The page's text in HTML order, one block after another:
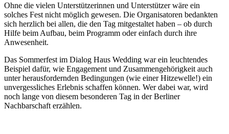
Ohne die vielen Unterstützerinnen und Unterstützer wäre ein
solches Fest nicht möglich gewesen. Die Organisatoren bedankten
sich herzlich bei allen, die den Tag mitgestaltet haben – ob durch
Hilfe beim Aufbau, beim Programm oder einfach durch ihre
Anwesenheit.
Das Sommerfest im Dialog Haus Wedding war ein leuchtendes
Beispiel dafür, wie Engagement und Zusammengehörigkeit auch
unter herausfordernden Bedingungen (wie einer Hitzewelle!) ein
unvergessliches Erlebnis schaffen können. Wer dabei war, wird
noch lange von diesem besonderen Tag in der Berliner
Nachbarschaft erzählen.